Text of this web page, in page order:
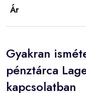
Ár
Gyakran
pénztárca
kapcsolatban